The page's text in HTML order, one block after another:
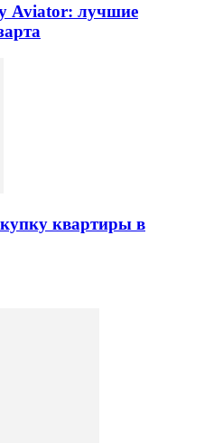
Aviator: лучшие
квартиры в